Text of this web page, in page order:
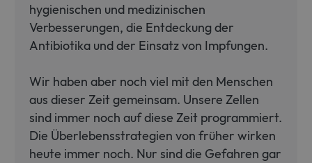
hygienischen und medizinischen
Verbesserungen, die Entdeckung der
Antibiotika und der Einsatz von Impfungen.
Wir haben aber noch viel mit den Menschen
aus dieser Zeit gemeinsam. Unsere Zellen
sind immer noch auf diese Zeit programmiert.
Die Überlebensstrategien von früher wirken
heute immer noch. Nur sind die Gefahren gar